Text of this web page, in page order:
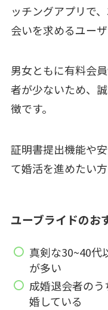
ッチングアプリで
会いを求めるユー
男女ともに有料会
者が少ないため、
徴です。
証明書提出機能や
て婚活を進めたい
ユーブライドのお
真剣な30~40代
が多い
成婚退会者の
婚している